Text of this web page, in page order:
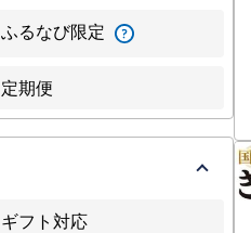
ふるなび限定
定期便
ギフト対応